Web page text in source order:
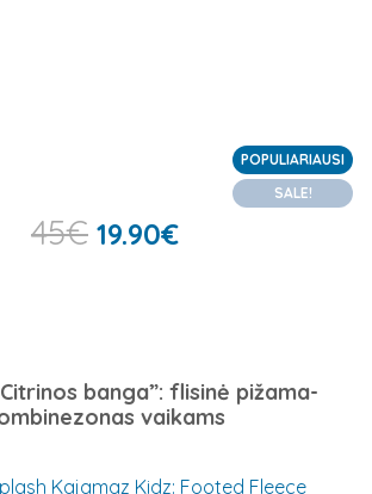
POPULIARIAUSI
SALE!
45€ 19.90€
banga”: flisinė pižama-
vaikams